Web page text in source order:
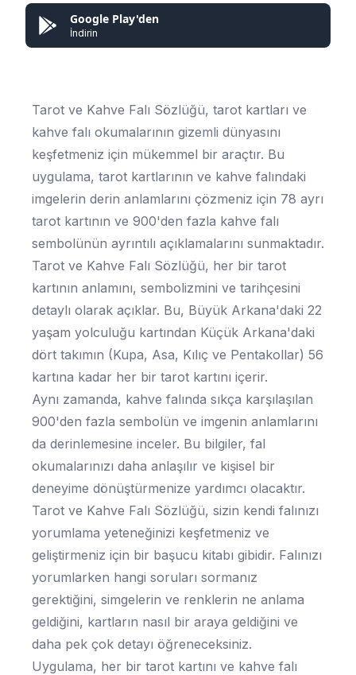
Google Play'den
İndirin
Tarot ve Kahve Falı Sözlüğü, tarot kartları ve
kahve falı okumalarının gizemli dünyasını
keşfetmeniz için mükemmel bir araçtır. Bu
uygulama, tarot kartlarının ve kahve falındaki
imgelerin derin anlamlarını çözmeniz için 78 ayrı
tarot kartının ve 900'den fazla kahve falı
sembolünün ayrıntılı açıklamalarını sunmaktadır.
Tarot ve Kahve Falı Sözlüğü, her bir tarot
kartının anlamını, sembolizmini ve tarihçesini
detaylı olarak açıklar. Bu, Büyük Arkana'daki 22
yaşam yolculuğu kartından Küçük Arkana'daki
dört takımın (Kupa, Asa, Kılıç ve Pentakollar) 56
kartına kadar her bir tarot kartını içerir.
Aynı zamanda, kahve falında sıkça karşılaşılan
900'den fazla sembolün ve imgenin anlamlarını
da derinlemesine inceler. Bu bilgiler, fal
okumalarınızı daha anlaşılır ve kişisel bir
deneyime dönüştürmenize yardımcı olacaktır.
Tarot ve Kahve Falı Sözlüğü, sizin kendi falınızı
yorumlama yeteneğinizi keşfetmeniz ve
geliştirmeniz için bir başucu kitabı gibidir. Falınızı
yorumlarken hangi soruları sormanız
gerektiğini, simgelerin ve renklerin ne anlama
geldiğini, kartların nasıl bir araya geldiğini ve
daha pek çok detayı öğreneceksiniz.
Uygulama, her bir tarot kartını ve kahve falı